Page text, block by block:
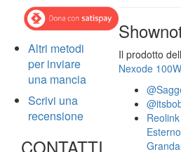
Altri metodi
per inviare
una mancia
Scrivi una
recensione
CONTATTI
Il prodotto
Nexode